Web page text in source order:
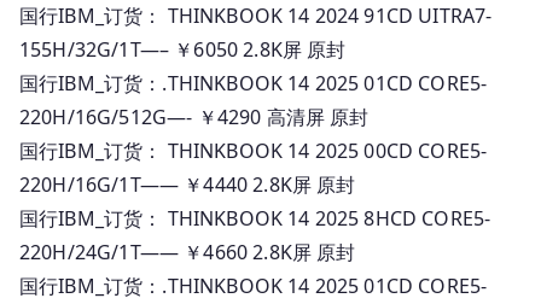
国行IBM_订货： THINKBOOK 14 2024 91CD UITRA7-
155H/32G/1T—– ￥6050 2.8K屏 原封
国行IBM_订货：.THINKBOOK 14 2025 01CD CORE5-
220H/16G/512G—- ￥4290 高清屏 原封
国行IBM_订货： THINKBOOK 14 2025 00CD CORE5-
220H/16G/1T—— ￥4440 2.8K屏 原封
国行IBM_订货： THINKBOOK 14 2025 8HCD CORE5-
220H/24G/1T—— ￥4660 2.8K屏 原封
国行IBM_订货：.THINKBOOK 14 2025 01CD CORE5-